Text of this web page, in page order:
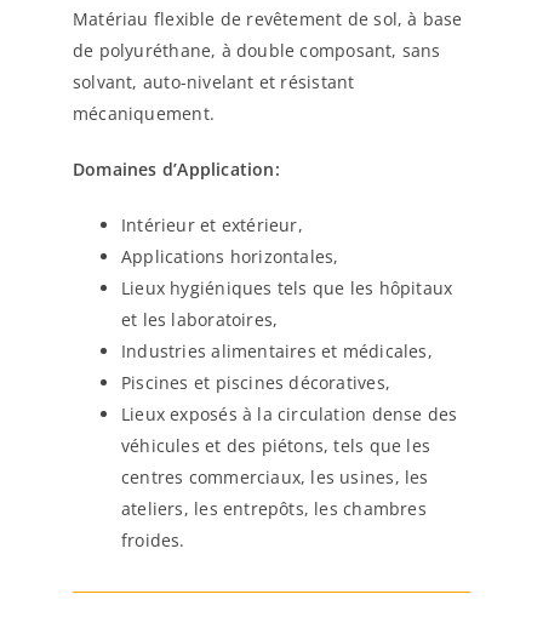
Matériau flexible de revêtement de sol, à base
de polyuréthane, à double composant, sans
solvant, auto-nivelant et résistant
mécaniquement.
Domaines d’Application:
Intérieur et extérieur,
Applications horizontales,
Lieux hygiéniques tels que les hôpitaux
et les laboratoires,
Industries alimentaires et médicales,
Piscines et piscines décoratives,
Lieux exposés à la circulation dense des
véhicules et des piétons, tels que les
centres commerciaux, les usines, les
ateliers, les entrepôts, les chambres
froides.